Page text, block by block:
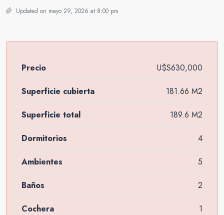
Updated on mayo 29, 2026 at 8:00 pm
Precio U$S630,000
Superficie cubierta 181.66 M2
Superficie total 189.6 M2
Dormitorios 4
Ambientes 5
Baños 2
Cochera 1